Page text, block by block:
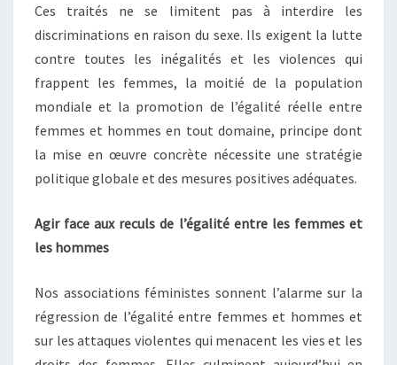
Ces traités ne se limitent pas à interdire les
discriminations en raison du sexe. Ils exigent la lutte
contre toutes les inégalités et les violences qui
frappent les femmes, la moitié de la population
mondiale et la promotion de l’égalité réelle entre
femmes et hommes en tout domaine, principe dont
la mise en œuvre concrète nécessite une stratégie
politique globale et des mesures positives adéquates.
Agir face aux reculs de l’égalité entre les femmes et
les hommes
Nos associations féministes sonnent l’alarme sur la
régression de l’égalité entre femmes et hommes et
sur les attaques violentes qui menacent les vies et les